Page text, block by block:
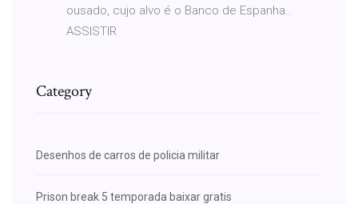
ousado, cujo alvo é o Banco de Espanha..
ASSISTIR
Category
Desenhos de carros de policia militar
Prison break 5 temporada baixar gratis